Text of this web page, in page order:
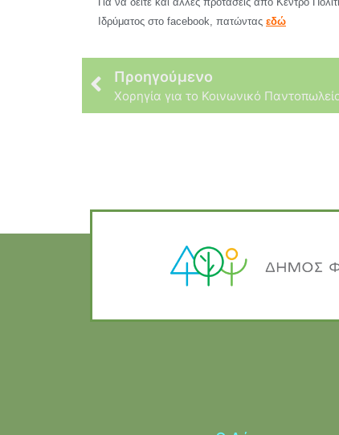
Ιδρύματος στο facebook, πατώντας εδώ
Προηγούμενο
Xορηγία για το Κοινωνικό